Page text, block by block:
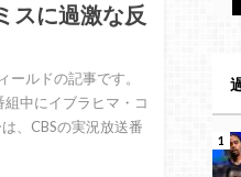
スに過激な反
ルドの記事です。
中にイブラヒマ・コ
、CBSの実況放送番